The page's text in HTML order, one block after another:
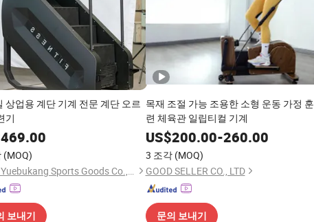
상업용 계단 기계 전문 계단 오르
기
469.00
(MOQ)
Jinan Yuebukang Sports Goods Co., Ltd.
보내기
목재 조절 가능 조용한 소형 운동 가정 훈
련 체육관 일립티컬 기계
US$200.00-260.00
3 조각 (MOQ)
GOOD SELLER CO., LTD
문의 보내기